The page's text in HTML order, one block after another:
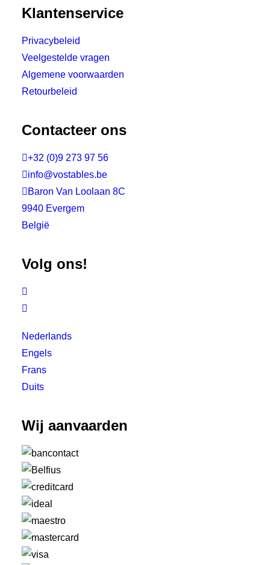
Klantenservice
Privacybeleid
Veelgestelde vragen
Algemene voorwaarden
Retourbeleid
Contacteer ons
+32 (0)9 273 97 56
info@vostables.be
 Baron Van Loolaan 8C
9940 Evergem
België
Volg ons!


Nederlands
Engels
Frans
Duits
Wij aanvaarden